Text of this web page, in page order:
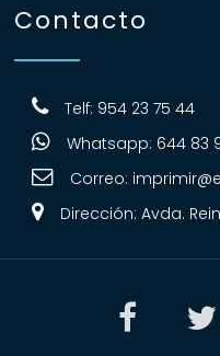
Contacto
Telf: 954 23 75 44
Whatsapp: 644 83
Correo:
Dirección: Avda.